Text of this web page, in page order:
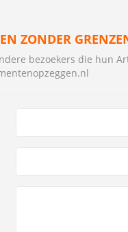
ZONDER
bezoekers die hun